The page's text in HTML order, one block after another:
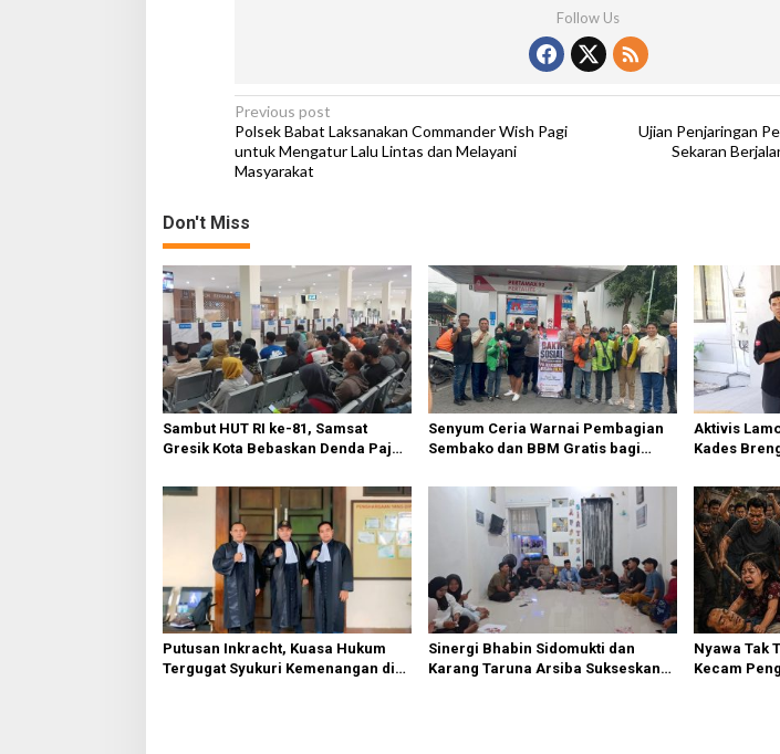
e
k
Follow Us
P
o
s
t
n
a
v
i
g
a
t
i
o
n
Previous post
Polsek Babat Laksanakan Commander Wish Pagi
untuk Mengatur Lalu Lintas dan Melayani
Masyarakat
Ujian Penjaringan
Sekaran
Don't Miss
Sambut HUT RI ke-81, Samsat
Gresik Kota Bebaskan Denda Pajak
Senyum Ceria Warnai Pembagian
Sembako dan BBM Gratis bagi
Aktivis
Kades
Putusan Inkracht, Kuasa Hukum
Tergugat Syukuri Kemenangan di
Sinergi Bhabin Sidomukti dan
Karang Taruna Arsiba Sukseskan
Nyawa Tak
Kecam